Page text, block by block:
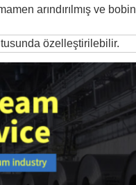
arındırılmış ve bobin
özelleştirilebilir.